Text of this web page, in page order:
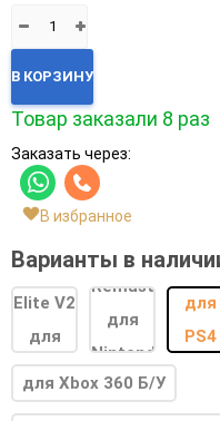
В КОРЗИНУ
Товар заказали 8 раз
Заказать через:
В избранное
Варианты в
для Xbox 360 Б/У